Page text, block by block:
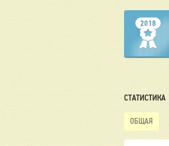
СТАТИСТИКА
ОБЩАЯ